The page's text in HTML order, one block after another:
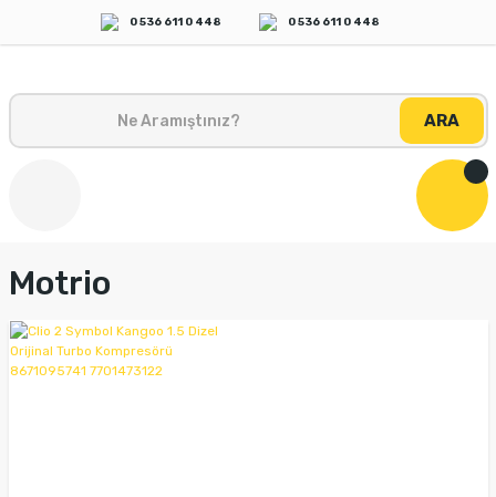
0 536 611 0 448 0 536 611 0 448
ARA
Motrio